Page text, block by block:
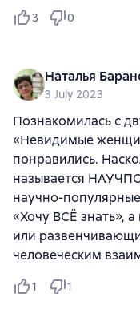
3 0
Наталья
3 July 2023
Познакомилась с
«Невидимые
понравились.
называется
научно-
«Хочу ВСЁ знать»,
или
человеческим
1 1